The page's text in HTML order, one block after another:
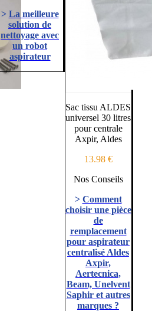
> La meilleure
solution de
nettoyage avec
un robot
aspirateur
Sac tissu ALDES
universel 30 litres
pour centrale
Axpir, Aldes
13.98 €
Nos Conseils
> Comment
choisir une pièce
de
remplacement
pour aspirateur
centralisé Aldes
Axpir,
Aertecnica,
Beam, Unelvent
Saphir et autres
marques ?